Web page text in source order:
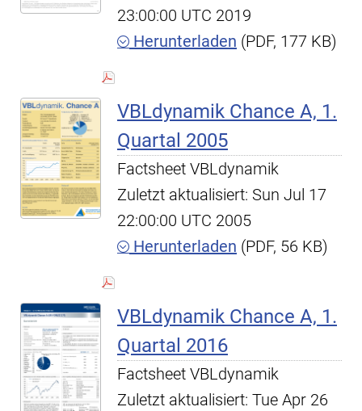
23:00:00 UTC 2019
Herunterladen (PDF, 177 KB)
VBLdynamik Chance A, 1.
Quartal 2005
Factsheet VBLdynamik
Zuletzt aktualisiert: Sun Jul 17
22:00:00 UTC 2005
Herunterladen (PDF, 56 KB)
VBLdynamik Chance A, 1.
Quartal 2016
Factsheet VBLdynamik
Zuletzt aktualisiert: Tue Apr 26